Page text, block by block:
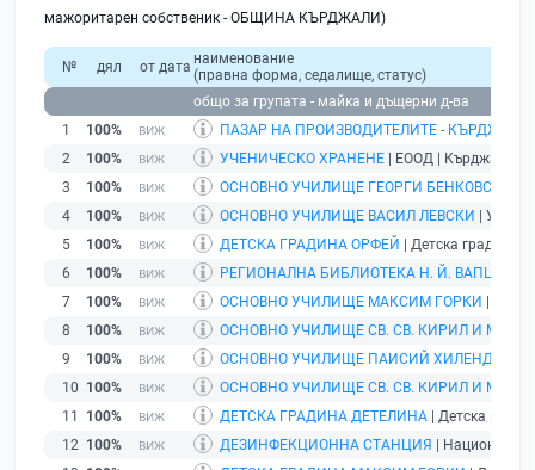
мажоритарен собственик - ОБЩИНА КЪРДЖАЛИ)
№ дял от дата наименование
(правна форма, седалище, статус)
общо за групата - майка и дъщерни д-ва
1
100% ПАЗАР НА ПРОИЗВОДИТЕЛИТЕ - КЪРДЖАЛИ
2
100% УЧЕНИЧЕСКО ХРАНЕНЕ | ЕООД | Кърджали |
3
100% ОСНОВНО УЧИЛИЩЕ ГЕОРГИ БЕНКОВСКИ
4
100% ОСНОВНО УЧИЛИЩЕ ВАСИЛ ЛЕВСКИ
|
5
100% ДЕТСКА ГРАДИНА ОРФЕЙ
| Детска градина
6
100% РЕГИОНАЛНА БИБЛИОТЕКА Н. Й. ВАПЦАРОВ
7
100% ОСНОВНО УЧИЛИЩЕ МАКСИМ ГОРКИ
8
100%
ОСНОВНО УЧИЛИЩЕ СВ. СВ. КИРИЛ И
9
100%
ОСНОВНО УЧИЛИЩЕ ПАИСИЙ
10 100%
ОСНОВНО УЧИЛИЩЕ СВ. СВ. КИРИЛ И
11
100% ДЕТСКА ГРАДИНА ДЕТЕЛИНА | Детска
12 100% ДЕЗИНФЕКЦИОННА СТАНЦИЯ
| Национален